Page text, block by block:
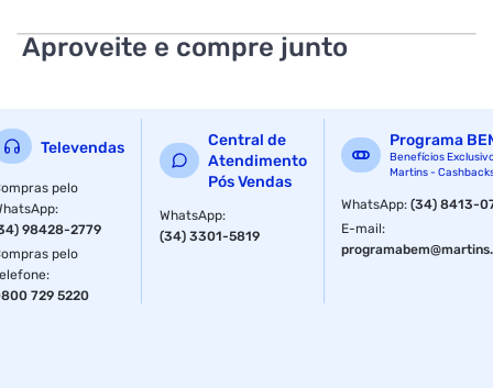
Comprimento do plug: 3,5 centímetros
Material constitutivo: Plásticos e metais
Quantidade: 10 peças Diâmetro: 4 milímetros
Aproveite e compre junto
Televendas
pelo
:
98428-2779
pelo
:
729 5220
Central de
Atendimento
Pós Vendas
WhatsApp:
(34) 3301-5819
Programa
Benefícios
Martins -
WhatsApp:(34) 8413-
E-mail: